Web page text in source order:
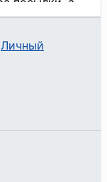
Личный